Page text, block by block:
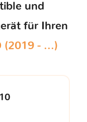
und
für Ihren
(2019 - ...)